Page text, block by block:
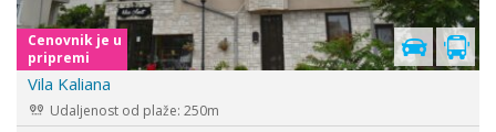
Cenovnik je u
pripremi
Hotel Hera 3*
Udaljenost od plaže: m